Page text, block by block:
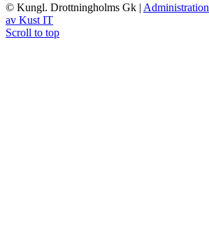
© Kungl. Drottningholms Gk | Administration
av Kust IT
Scroll to top